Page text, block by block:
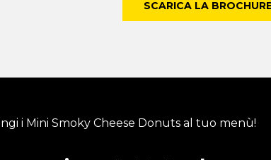
SCARICA LA
i Mini Smoky Cheese Donuts al tuo menù!